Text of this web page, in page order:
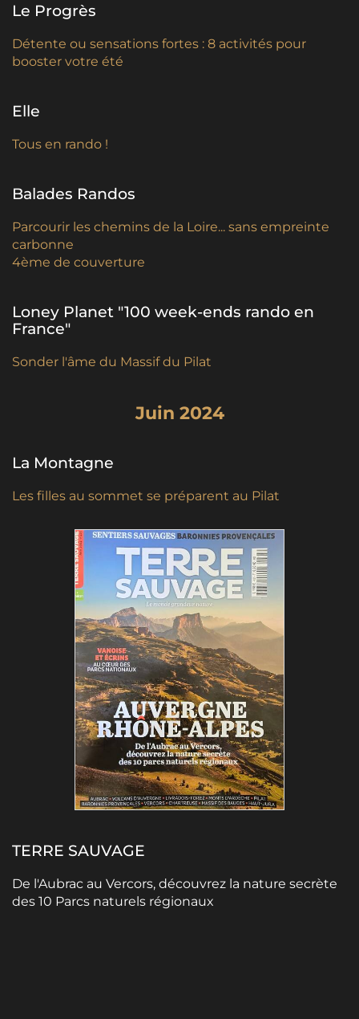
Le Progrès
Détente ou sensations fortes : 8 activités pour
booster votre été
Elle
Tous en rando !
Balades Randos
Parcourir les chemins de la Loire... sans empreinte
carbonne
4ème de couverture
Loney Planet "100 week-ends rando en
France"
Sonder l'âme du Massif du Pilat
Juin 2024
La Montagne
Les filles au sommet se préparent au Pilat
TERRE SAUVAGE
De l'Aubrac au Vercors, découvrez la nature secrète
des 10 Parcs naturels régionaux